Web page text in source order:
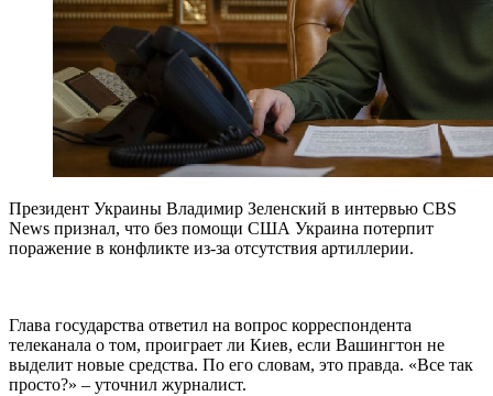
Президент Украины Владимир Зеленский в интервью CBS
News признал, что без помощи США Украина потерпит
поражение в конфликте из-за отсутствия артиллерии.
Глава государства ответил на вопрос корреспондента
телеканала о том, проиграет ли Киев, если Вашингтон не
выделит новые средства. По его словам, это правда. «Все так
просто?» – уточнил журналист.